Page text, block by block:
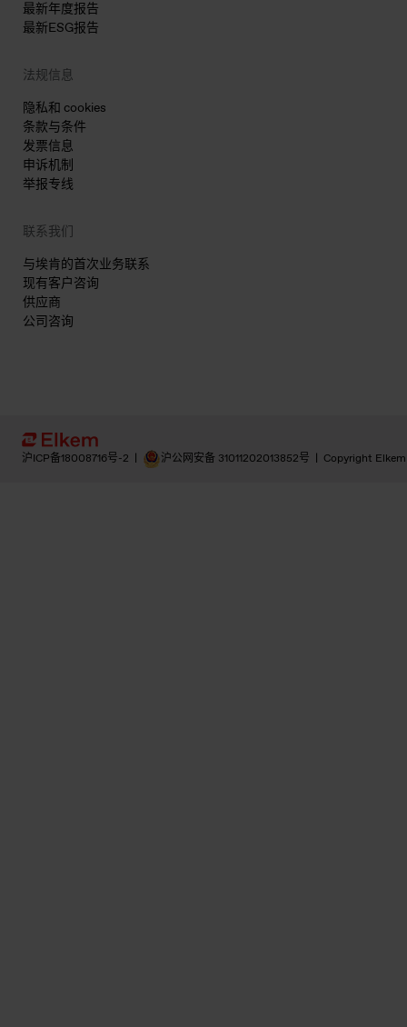
最新年度报告
最新ESG报告
法规信息
隐私和 cookies
条款与条件
发票信息
申诉机制
举报专线
联系我们
与埃肯的首次业务联系
现有客户咨询
供应商
公司咨询
沪ICP备18008716号-2 沪公网安备 31011202013852号 Copyright